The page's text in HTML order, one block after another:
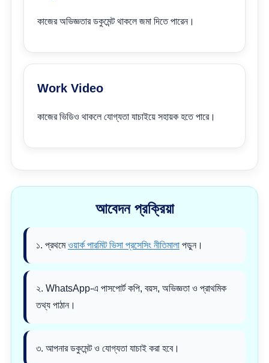
কাজের অভিজ্ঞতার ডকুমেন্ট থাকলে জমা দিতে পারেন।
Work Video
কাজের ভিডিও থাকলে যোগ্যতা যাচাইয়ে সহায়ক হতে পারে।
আবেদন প্রক্রিয়া
১. প্রথমেওয়ার্ক পারমিট ভিসা প্রসেসিং নীতিমালা পড়ুন।
২. WhatsApp-এ পাসপোর্ট কপি, বয়স, অভিজ্ঞতা ও প্রাথমিক
তথ্য পাঠান।
৩. আপনার ডকুমেন্ট ও যোগ্যতা যাচাই করা হবে।